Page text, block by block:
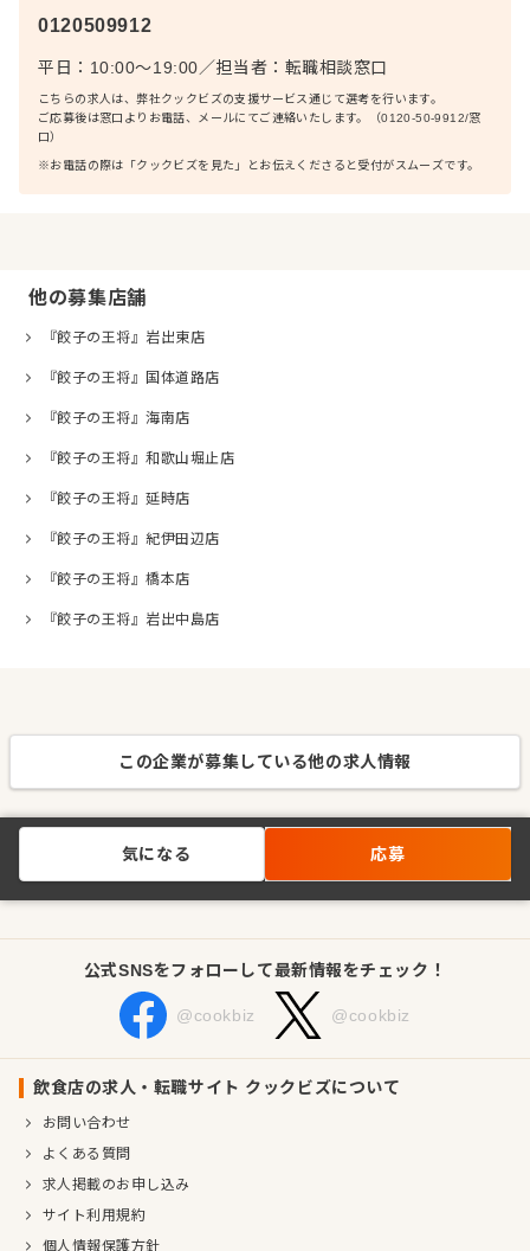
0120509912
平日：10:00〜19:00／担当者： 転職相談窓口
こちらの求人は、弊社クックビズの支援サービス通じて選考を行います。
ご応募後は窓口よりお電話、メールにてご連絡いたします。（0120-50-9912/窓
口）
※お電話の際は「クックビズを見た」とお伝えくださると受付がスムーズです。
他の募集店舗
『餃子の王将』岩出東店
『餃子の王将』国体道路店
『餃子の王将』海南店
『餃子の王将』和歌山堀止店
『餃子の王将』延時店
『餃子の王将』紀伊田辺店
『餃子の王将』橋本店
『餃子の王将』岩出中島店
この企業が募集している他の求人情報
気になる 応募
公式SNSをフォローして最新情報をチェック！
@cookbiz @cookbiz
飲食店の求人・転職サイト クックビズについて
お問い合わせ
よくある質問
求人掲載のお申し込み
サイト利用規約
個人情報保護方針